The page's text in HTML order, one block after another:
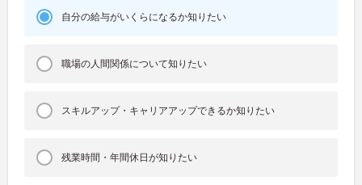
自分の給与がいくらになるか知りたい
職場の人間関係について知りたい
スキルアップ・キャリアアップできるか知りたい
残業時間・年間休日が知りたい